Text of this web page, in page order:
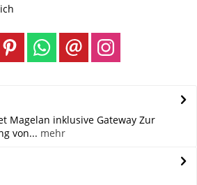
Magelan inklusive Gateway Zur
von... mehr